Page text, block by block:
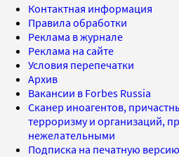
Контактная информация
Правила обработки
Реклама в журнале
Реклама на сайте
Условия перепечатки
Архив
Вакансии в Forbes Russia
Сканер иноагентов,
терроризму и организаций,
нежелательными
Подписка на печатную